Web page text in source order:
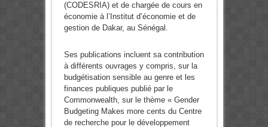
(CODESRIA) et de chargée de cours en
économie à l’Institut d’économie et de
gestion de Dakar, au Sénégal.
Ses publications incluent sa contribution
à différents ouvrages y compris, sur la
budgétisation sensible au genre et les
finances publiques publié par le
Commonwealth, sur le thème « Gender
Budgeting Makes more cents du Centre
de recherche pour le développement